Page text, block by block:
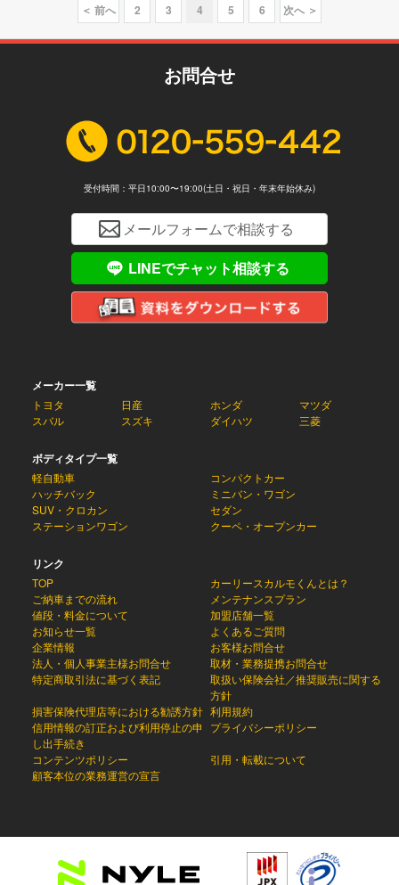
＜ 前へ 2 3 4 5 6 次へ ＞
お問合せ
受付時間：平日10:00〜19:00(土日・祝日・年末年始休み)
メールフォームで相談する
LINEでチャット相談する
メーカー一覧
トヨタ 日産 ホンダ
マツダ
スバル
スズキ ダイハツ 三菱
ボディタイプ一覧
軽自動車
コンパクトカー
ハッチバック
ミニバン・ワゴン
SUV・クロカン
セダン
ステーションワゴン
クーペ・オープンカー
リンク
TOP
カーリースカルモくんとは？
ご納車までの流れ
メンテナンスプラン
値段・料金について
加盟店舗一覧
お知らせ一覧
よくあるご質問
企業情報
お客様お問合せ
法人・個人事業主様お問合せ
取材・業務提携お問合せ
特定商取引法に基づく表記
取扱い保険会社／推奨販売に関する
方針
損害保険代理店等における勧誘方針 利用規約
信用情報の訂正および利用停止の申
し出手続き
プライバシーポリシー
コンテンツポリシー
引用・転載について
顧客本位の業務運営の宣言